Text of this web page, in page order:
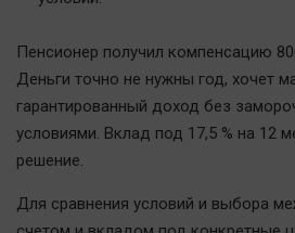
Пенсионер получил компенсацию
Деньги точно не нужны год, хочет
гарантированный доход без
условиями. Вклад под 17,5 % на 12
решение.
Для сравнения условий и выбора